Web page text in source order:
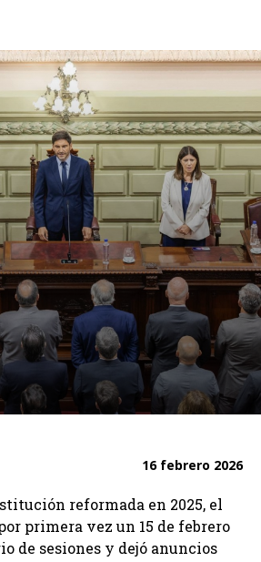
16 febrero 2026
reformada en 2025, el
primera vez un 15 de febrero
de sesiones y dejó anuncios